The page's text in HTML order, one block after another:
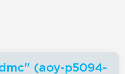
(aoy-p5094-